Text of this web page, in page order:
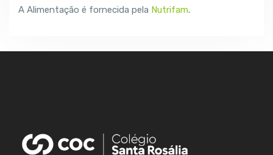
A Alimentação é fornecida pela Nutrifam.